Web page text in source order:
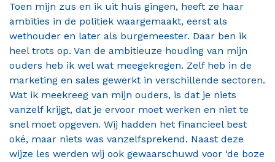
Toen mijn zus en ik uit huis gingen, heeft ze haar
ambities in de politiek waargemaakt, eerst als
wethouder en later als burgemeester. Daar ben ik
heel trots op. Van de ambitieuze houding van mijn
ouders heb ik wel wat meegekregen. Zelf heb in de
marketing en sales gewerkt in verschillende sectoren.
Wat ik meekreeg van mijn ouders, is dat je niets
vanzelf krijgt, dat je ervoor moet werken en niet te
snel moet opgeven. Wij hadden het financieel best
oké, maar niets was vanzelfsprekend. Naast deze
wijze les werden wij ook gewaarschuwd voor ‘de boze